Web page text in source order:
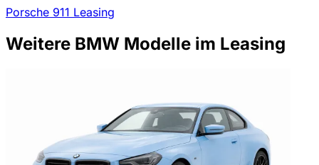
Porsche 911 Leasing
Weitere BMW Modelle im Leasing